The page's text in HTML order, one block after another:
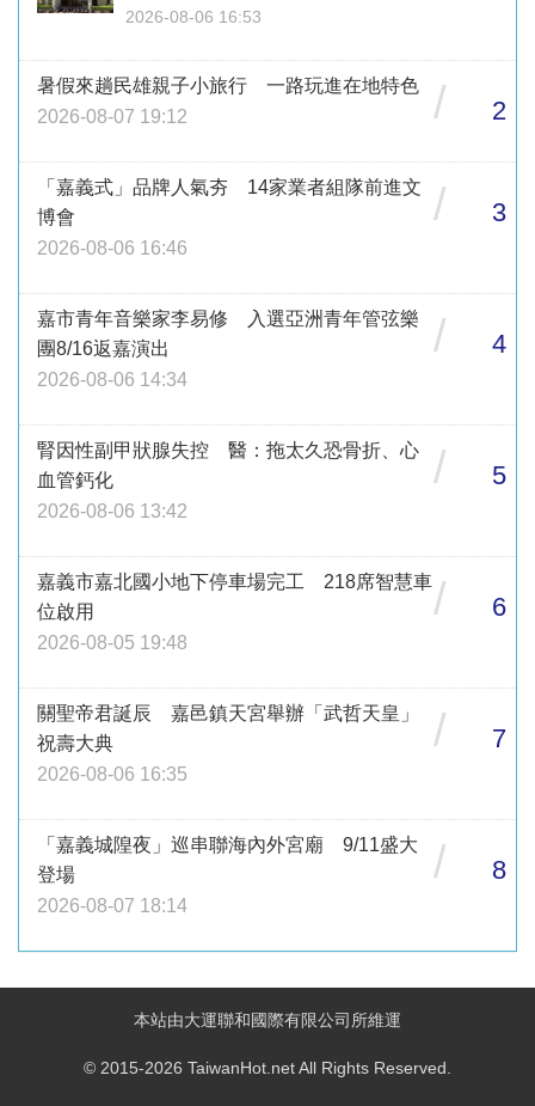
2026-08-06 16:53
暑假來趟民雄親子小旅行 一路玩進在地特色
2026-08-07 19:12
/ 2
「嘉義式」品牌人氣夯 14家業者組隊前進文
博會
2026-08-06 16:46
/ 3
嘉市青年音樂家李易修 入選亞洲青年管弦樂
團8/16返嘉演出
2026-08-06 14:34
/ 4
腎因性副甲狀腺失控 醫：拖太久恐骨折、心
血管鈣化
2026-08-06 13:42
/ 5
嘉義市嘉北國小地下停車場完工 218席智慧車
位啟用
2026-08-05 19:48
/ 6
關聖帝君誕辰 嘉邑鎮天宮舉辦「武哲天皇」
祝壽大典
2026-08-06 16:35
/ 7
「嘉義城隍夜」巡串聯海內外宮廟 9/11盛大
登場
2026-08-07 18:14
/ 8
本站由大運聯和國際有限公司所維運
© 2015-2026 TaiwanHot.net All Rights Reserved.